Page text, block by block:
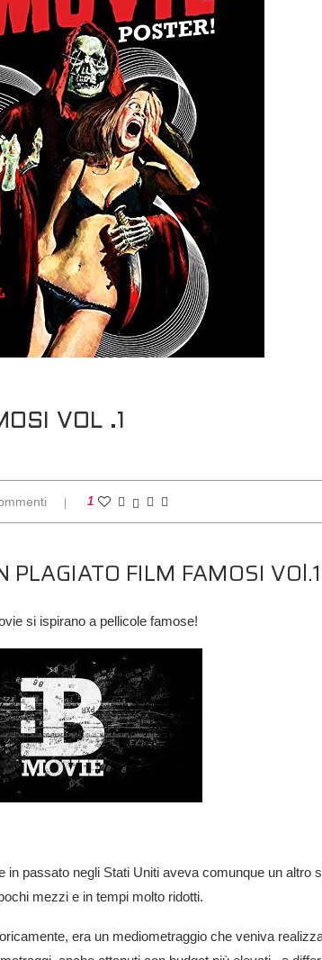
VOL .1
1
PLAGIATO FILM FAMOSI VOl.1
si ispirano a pellicole famose!
in passato negli Stati Uniti aveva comunque un altro
mezzi e in tempi molto ridotti.
era un mediometraggio che veniva